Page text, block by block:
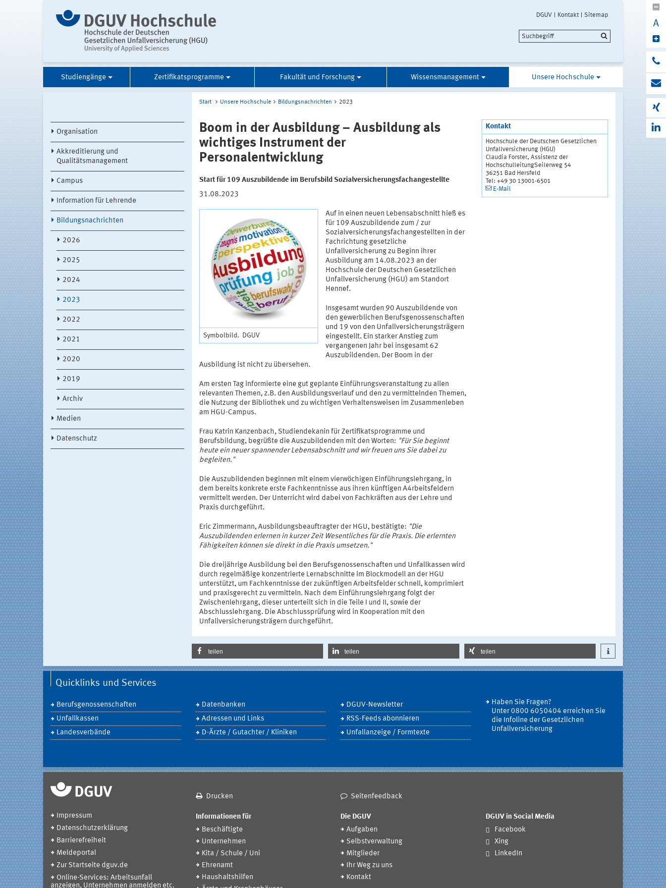
DGUV Kontakt Sitemap
A
Studiengänge Zertifikatsprogramme Fakultät und Forschung Wissensmanagement Unsere Hochschule
Organisation
Akkreditierung und
Qualitätsmanagement
Campus
Information für Lehrende
Bildungsnachrichten
2026
2025
2024
2023
2022
2021
2020
2019
Archiv
Medien
Datenschutz
Start Unsere Hochschule Bildungsnachrichten 2023
Boom in der Ausbildung – Ausbildung als
wichtiges Instrument der
Personalentwicklung
Start für 109 Auszubildende im Berufsbild Sozialversicherungsfachangestellte
31.08.2023
Symbolbild. DGUV
Auf in einen neuen Lebensabschnitt hieß es
für 109 Auszubildende zum / zur
Sozialversicherungsfachangestellten in der
Fachrichtung gesetzliche
Unfallversicherung zu Beginn ihrer
Ausbildung am 14.08.2023 an der
Hochschule der Deutschen Gesetzlichen
Unfallversicherung (HGU) am Standort
Hennef.
Insgesamt wurden 90 Auszubildende von
den gewerblichen Berufsgenossenschaften
und 19 von den Unfallversicherungsträgern
eingestellt. Ein starker Anstieg zum
vergangenen Jahr bei insgesamt 62
Auszubildenden. Der Boom in der
Ausbildung ist nicht zu übersehen.
Am ersten Tag informierte eine gut geplante Einführungsveranstaltung zu allen
relevanten Themen, z.B. den Ausbildungsverlauf und den zu vermittelnden Themen,
die Nutzung der Bibliothek und zu wichtigen Verhaltensweisen im Zusammenleben
am HGU-Campus.
Frau Katrin Kanzenbach, Studiendekanin für Zertifikatsprogramme und
Berufsbildung, begrüßte die Auszubildenden mit den Worten: "Für Sie beginnt
heute ein neuer spannender Lebensabschnitt und wir freuen uns Sie dabei zu
begleiten."
Die Auszubildenden beginnen mit einem vierwöchigen Einführungslehrgang, in
dem bereits konkrete erste Fachkenntnisse aus ihren künftigen A4rbeitsfeldern
vermittelt werden. Der Unterricht wird dabei von Fachkräften aus der Lehre und
Praxis durchgeführt.
Eric Zimmermann, Ausbildungsbeauftragter der HGU, bestätigte: "Die
Auszubildenden erlernen in kurzer Zeit Wesentliches für die Praxis. Die erlernten
Fähigkeiten können sie direkt in die Praxis umsetzen."
Die dreijährige Ausbildung bei den Berufsgenossenschaften und Unfallkassen wird
durch regelmäßige konzentrierte Lernabschnitte im Blockmodell an der HGU
unterstützt, um Fachkenntnisse der zukünftigen Arbeitsfelder schnell, komprimiert
und praxisgerecht zu vermitteln. Nach dem Einführungslehrgang folgt der
Zwischenlehrgang, dieser unterteilt sich in die Teile I und II, sowie der
Abschlusslehrgang. Die Abschlussprüfung wird in Kooperation mit den
Unfallversicherungsträgern durchgeführt.
Kontakt
Hochschule der Deutschen Gesetzlichen
Unfallversicherung (HGU)
Claudia Forster, Assistenz der
HochschulleitungSeilerweg 54
36251 Bad Hersfeld
Tel: +49 30 13001-6501
E-Mail
teilen teilen teilen
Quicklinks und Services
Berufsgenossenschaften
Unfallkassen
Landesverbände
Datenbanken
Adressen und Links
D-Ärzte / Gutachter / Kliniken
DGUV-Newsletter
RSS-Feeds abonnieren
Unfallanzeige / Formtexte
Haben Sie Fragen?
Unter 0800 6050404 erreichen Sie
die Infoline der Gesetzlichen
Unfallversicherung
Drucken Seitenfeedback
Impressum
Datenschutzerklärung
Barrierefreiheit
Meldeportal
Zur Startseite dguv.de
Online-Services: Arbeitsunfall
anzeigen, Unternehmen anmelden etc.
Informationen für
Beschäftigte
Unternehmen
Kita / Schule / Uni
Ehrenamt
Haushaltshilfen
Die DGUV
Aufgaben
Selbstverwaltung
Mitglieder
Ihr Weg zu uns
Kontakt
DGUV in Social Media
Facebook
Xing
LinkedIn